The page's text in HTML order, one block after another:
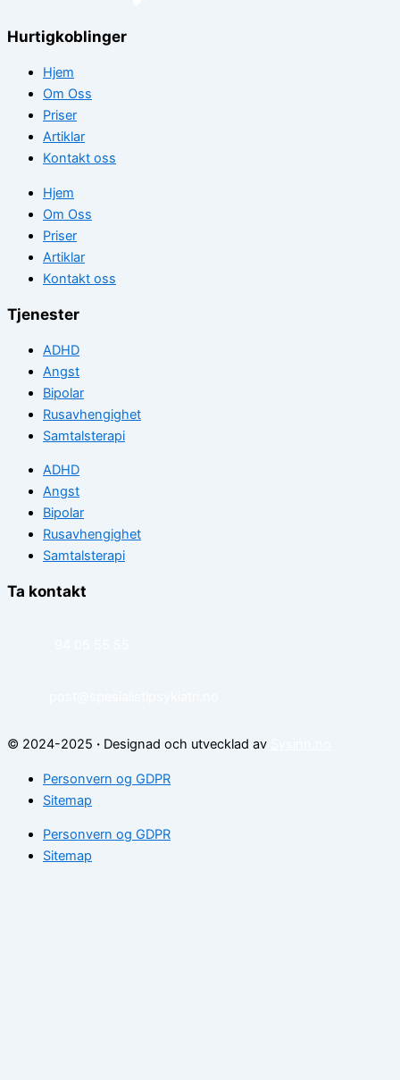
Hurtigkoblinger
Hjem
Om Oss
Priser
Artiklar
Kontakt oss
Hjem
Om Oss
Priser
Artiklar
Kontakt oss
Tjenester
ADHD
Angst
Bipolar
Rusavhengighet
Samtalsterapi
ADHD
Angst
Bipolar
Rusavhengighet
Samtalsterapi
Ta kontakt
© 2024-2025 · Designad och utvecklad av
Personvern og GDPR
Sitemap
Personvern og GDPR
Sitemap